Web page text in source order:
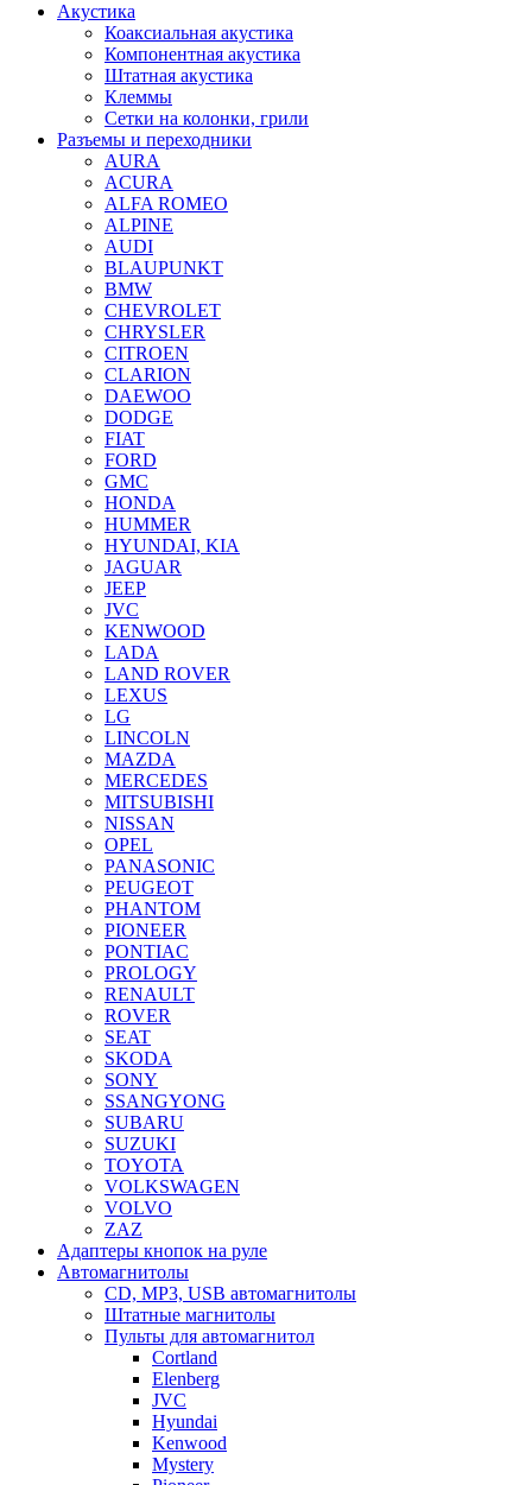
Акустика
Коаксиальная акустика
Компонентная акустика
Штатная акустика
Клеммы
Сетки на колонки, грили
Разъемы и переходники
AURA
ACURA
ALFA ROMEO
ALPINE
AUDI
BLAUPUNKT
BMW
CHEVROLET
CHRYSLER
CITROEN
CLARION
DAEWOO
DODGE
FIAT
FORD
GMC
HONDA
HUMMER
HYUNDAI, KIA
JAGUAR
JEEP
JVC
KENWOOD
LADA
LAND ROVER
LEXUS
LG
LINCOLN
MAZDA
MERCEDES
MITSUBISHI
NISSAN
OPEL
PANASONIC
PEUGEOT
PHANTOM
PIONEER
PONTIAC
PROLOGY
RENAULT
ROVER
SEAT
SKODA
SONY
SSANGYONG
SUBARU
SUZUKI
TOYOTA
VOLKSWAGEN
VOLVO
ZAZ
Адаптеры кнопок на руле
Автомагнитолы
CD, MP3, USB автомагнитолы
Штатные магнитолы
Пульты для автомагнитол
Cortland
Elenberg
JVC
Hyundai
Kenwood
Mystery